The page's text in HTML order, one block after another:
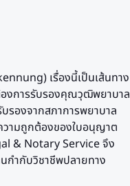
เรื่องนี้เป็นเส้นทาง
งการรับรองคุณวุฒิพยาบาล
บรองจากสภาการพยาบาล
ามถูกต้องของใบอนุญาต
& Notary Service จึง
กำกับวิชาชีพปลายทาง